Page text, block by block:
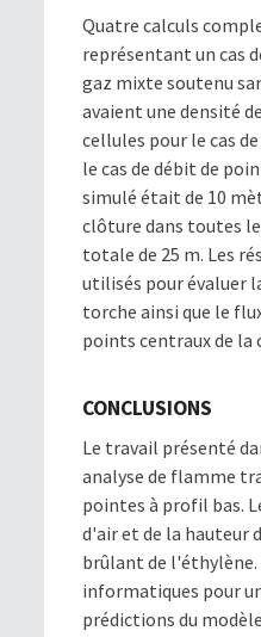
Quatre calculs
représentant un cas
gaz mixte soutenu
avaient une densité
cellules pour le cas
le cas de débit de
simulé était de 10
clôture dans toutes
totale de 25 m. Les
utilisés pour évaluer
torche ainsi que le
points centraux de la
CONCLUSIONS
Le travail présenté
analyse de flamme
pointes à profil bas.
d'air et de la hauteur
brûlant de l'éthylène.
informatiques pour
prédictions du